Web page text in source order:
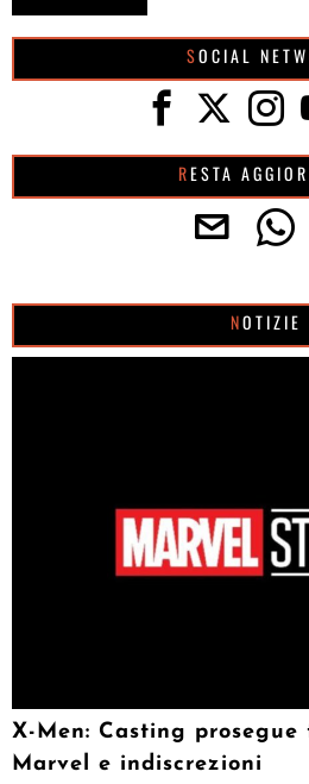
SOCIAL
RESTA
NOTIZIE
X-Men: Casting
Marvel e indiscrezioni